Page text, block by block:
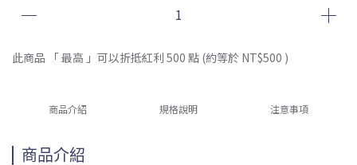
此商品 「 最高 」可以折抵紅利 500 點 (約等於 NT$500 )
商品介紹 規格說明 注意事項
商品介紹